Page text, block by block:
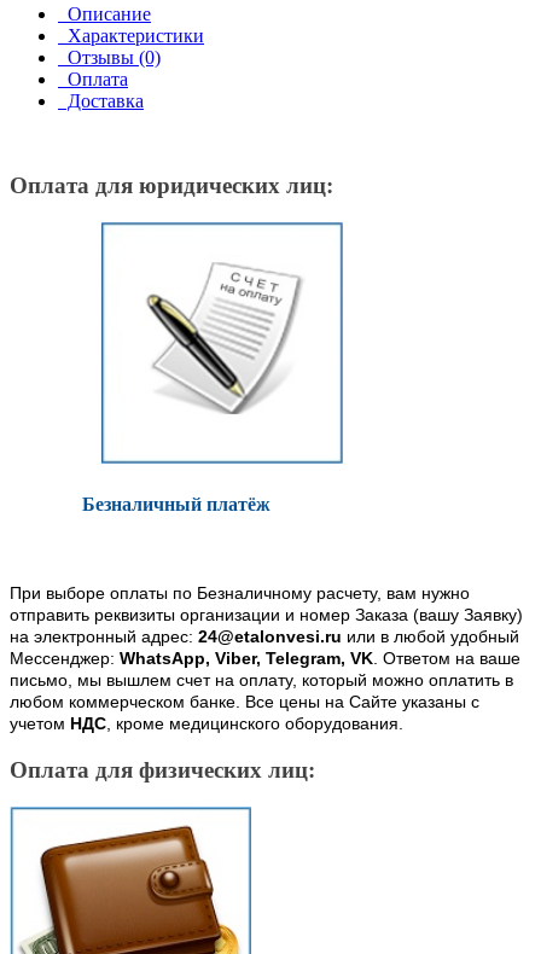
Описание
Характеристики
Отзывы (0)
Оплата
Доставка
Оплата для юридических лиц:
Безналичный платёж
При выборе оплаты по Безналичному расчету, вам нужно
отправить реквизиты организации и номер Заказа (вашу Заявку)
на электронный адрес: 24@etalonvesi.ru или в любой удобный
Мессенджер: WhatsApp, Viber, Telegram, VK. Ответом на ваше
письмо, мы вышлем счет на оплату, который можно оплатить в
любом коммерческом банке. Все цены на Сайте указаны с
учетом НДС, кроме медицинского оборудования.
Оплата для физических лиц: